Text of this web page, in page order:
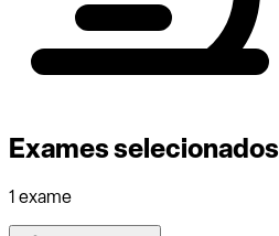
Exames selecionados
1 exame